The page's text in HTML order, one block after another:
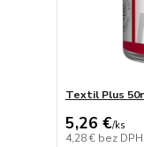
Textil Plus
5,26 €/ks
4,28 € bez DPH